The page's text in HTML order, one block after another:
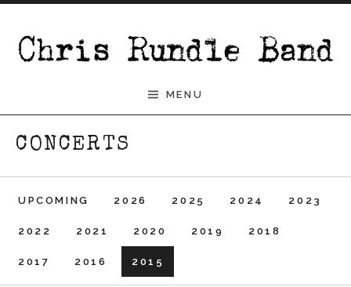
Chris Rundle Band
MENU
CONCERTS
UPCOMING 2026 2025 2024 2023
2022 2021 2020 2019 2018
2017 2016 2015